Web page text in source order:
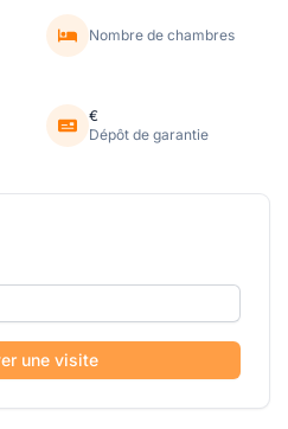
Nombre de chambres
€
Dépôt de garantie
une visite